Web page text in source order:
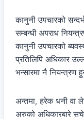
कानुनी उपचारको
सम्बन्धी अपराध
कानुनी उपचारको
प्रतिलिपि अधिकार
भन्सारमा नै
अन्तमा, हरेक धनी वा
अरुको अधिकारबारे